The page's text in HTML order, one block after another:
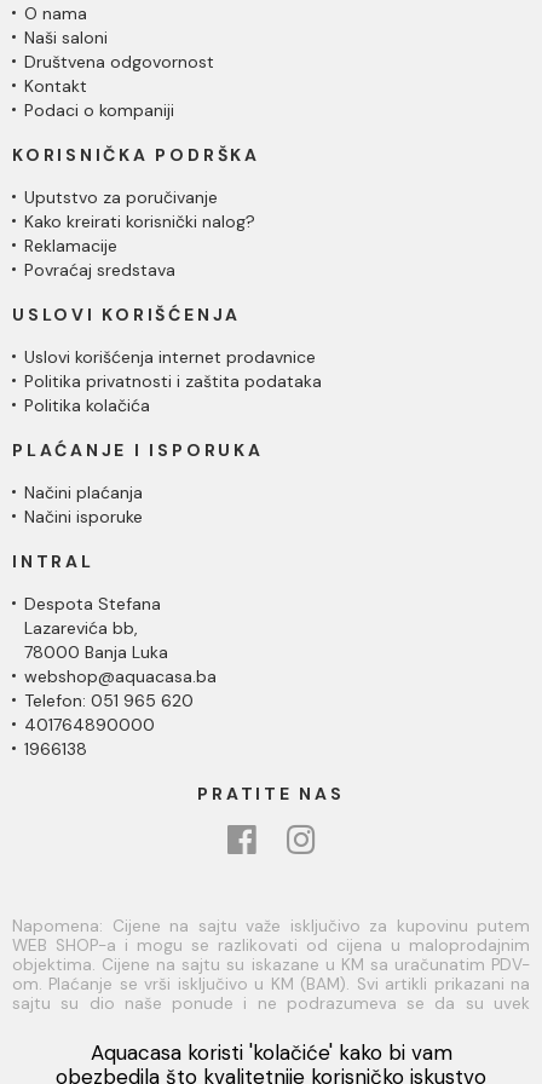
Viber
O nama
Naši saloni
Društvena odgovornost
Kontakt
Podaci o kompaniji
KORISNIČKA PODRŠKA
Uputstvo za poručivanje
Kako kreirati korisnički nalog?
Reklamacije
Povraćaj sredstava
USLOVI KORIŠĆENJA
Uslovi korišćenja internet prodavnice
Politika privatnosti i zaštita podataka
Politika kolačića
PLAĆANJE I ISPORUKA
Načini plaćanja
Načini isporuke
INTRAL
Despota Stefana
Lazarevića bb,
78000 Banja Luka
webshop@aquacasa.ba
Telefon: 051 965 620
401764890000
1966138
PRATITE NAS
Napomena: Cijene na sajtu važe isključivo za kupovinu putem
WEB SHOP-a i mogu se razlikovati od cijena u maloprodajnim
objektima. Cijene na sajtu su iskazane u KM sa uračunatim PDV-
om. Plaćanje se vrši isključivo u KM (BAM). Svi artikli prikazani na
sajtu su dio naše ponude i ne podrazumeva se da su uvek
su postavljeni tako da što je bolje moguće predstave svaki
proizvod ali ne možemo garantovati da su sve informacije
Aquacasa koristi 'kolačiće' kako bi vam
obezbedila što kvalitetnije korisničko iskustvo